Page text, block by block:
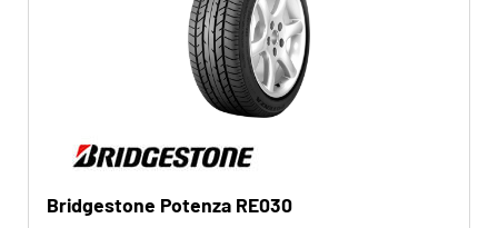
Bridgestone Potenza RE030